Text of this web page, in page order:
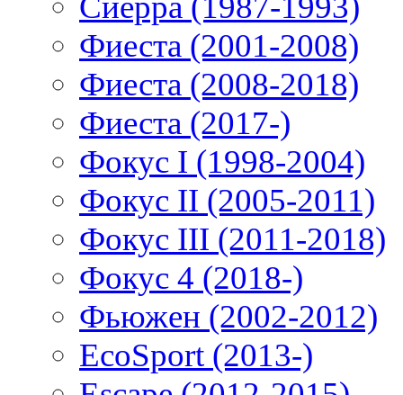
Фиеста (2001-2008)
Фиеста (2008-2018)
Фиеста (2017-)
Фокус I (1998-2004)
Фокус II (2005-2011)
Фокус III (2011-2018)
Фокус 4 (2018-)
Фьюжен (2002-2012)
EcoSport (2013-)